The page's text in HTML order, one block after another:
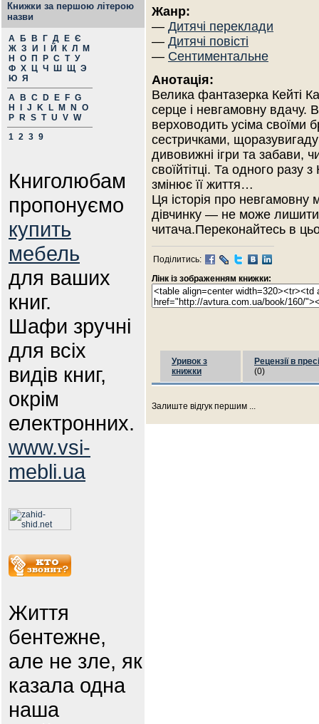
Книжки за першою літерою
назви
А Б В Г Д Е Є
Ж З И Й К Л
М
Н
О П Р С Т У
Ф Х Ц Ч Ш Щ Э
Ю Я
A
B C D E F G
H
J K L M N
O
P
R S T U V W
1 2 3 9
Книголюбам
пропонуємо
купить
мебель
для ваших
книг.
Шафи зручні
для всіх
видів книг,
окрім
електронних.
www.vsi-
mebli.ua
Життя
бентежне,
але не зле, як
казала одна
наша
Жанр:
— Дитячі переклади
— Дитячі повісті
— Сентиментальне
Анотація:
Велика фантазерка Кейті
серце і невгамовну вдачу.
верховодить усіма своїми
сестричками,
дивовижні ігри та забави,
своїйтітці. Та одного разу
змінює її життя…
Ця історія про невгамовну
дівчинку — не може
читача.Переконайтесь в
Поділитись:
Лінк із зображенням книжки:
Уривок з
книжки
Рецензії в пресі
(0)
Залиште відгук першим ...